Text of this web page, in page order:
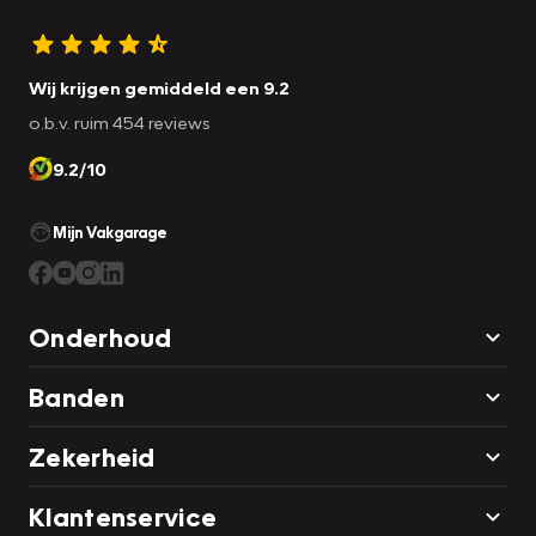
Wij krijgen gemiddeld een 9.2
o.b.v. ruim 454 reviews
9.2/10
Mijn Vakgarage
Onderhoud
Banden
Zekerheid
Klantenservice